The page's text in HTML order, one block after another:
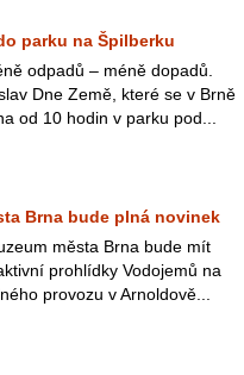
parku na Špilberku
odpadů – méně dopadů.
Dne Země, které se v Brně
od 10 hodin v parku pod...
Brna bude plná novinek
města Brna bude mít
prohlídky Vodojemů na
provozu v Arnoldově...